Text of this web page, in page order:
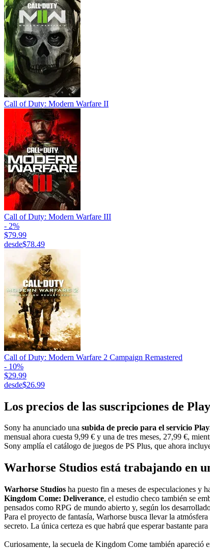
Call of Duty: Modern Warfare II
Call of Duty: Modern Warfare III
- 2%
$79.99
desde$78.49
Call of Duty: Modern Warfare 2 Campaign Remastered
- 10%
$29.99
desde$26.99
Los precios de las suscripciones de
Sony ha anunciado una subida de precio para el servicio
mensual ahora cuesta 9,99 € y una de tres meses, 27,99 €,
Sony amplía el catálogo de juegos de PS Plus, que ahora
Warhorse Studios está trabajando en
Warhorse Studios ha puesto fin a meses de especulaciones y
Kingdom Come: Deliverance, el estudio checo también se
pensados como RPG de mundo abierto y, según los
Para el proyecto de fantasía, Warhorse busca llevar la
secreto. La única certeza es que habrá que esperar bastante
Curiosamente, la secuela de Kingdom Come también apareció